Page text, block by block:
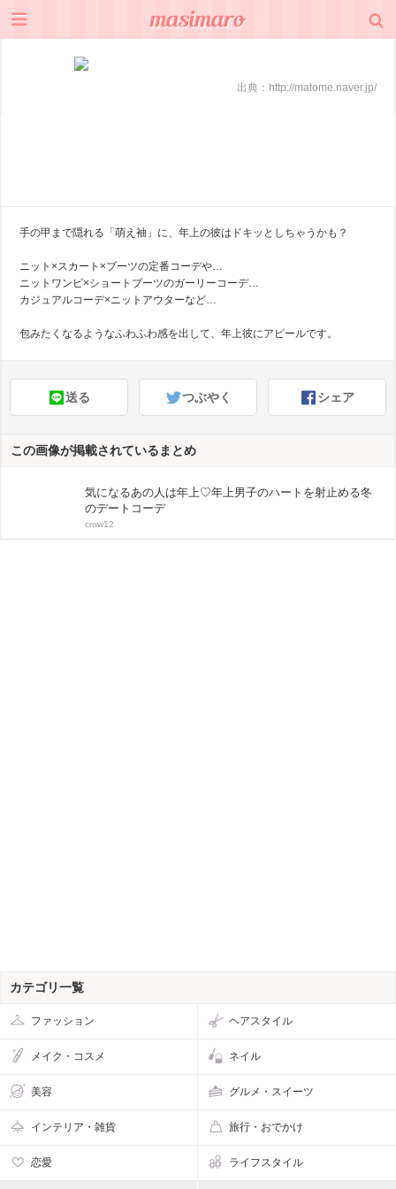
出典： http://matome.naver.jp/
手の甲まで隠れる「萌え袖」に、年上の彼はドキッとしちゃうかも？
ニット×スカート×ブーツの定番コーデや…
ニットワンピ×ショートブーツのガーリーコーデ…
カジュアルコーデ×ニットアウターなど…
包みたくなるようなふわふわ感を出して、年上彼にアピールです。
送る つぶやく シェア
この画像が掲載されているまとめ
気になるあの人は年上♡年上男子のハートを射止める冬
のデートコーデ
crow12
カテゴリ一覧
ファッション ヘアスタイル
メイク・コスメ ネイル
美容 グルメ・スイーツ
インテリア・雑貨 旅行・おでかけ
恋愛 ライフスタイル